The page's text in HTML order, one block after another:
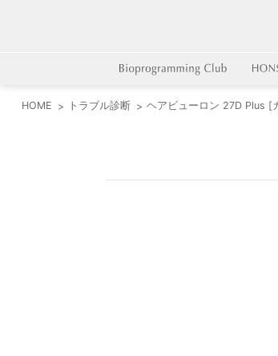
HOME トラブル診断 ヘアビューロン 27D Plus [